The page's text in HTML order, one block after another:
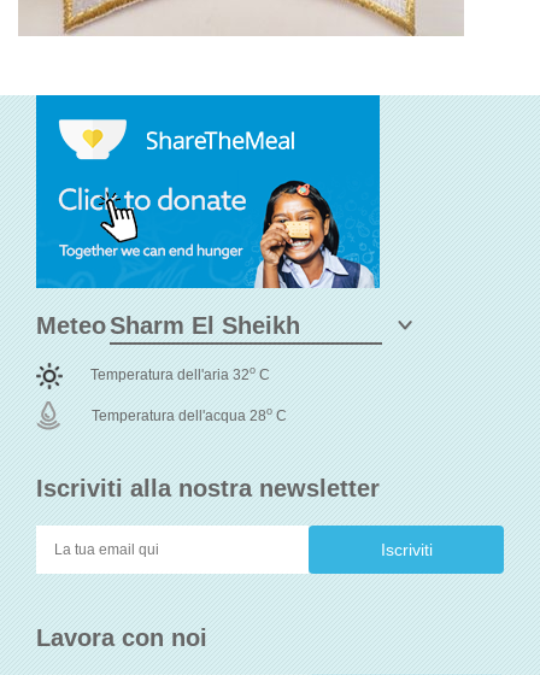
Iscriviti alla nostra newsletter
Lavora con noi
Meteo
Temperatura dell'aria 32o C
Temperatura dell'acqua 28o C